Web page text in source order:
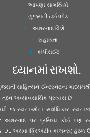
આપણા સામયિકો
ગુજરાતી ટાઈપપેડ
અક્ષરનાદ વિશે
સહાયતા
કોપીરાઈટ
ધ્યાનમાં રાખશો..
સાહિત્યને ઈન્ટરનેટના માધ્યમથી
અવ્યાવસાયિક પ્રયાસ છે.
જ રચનાઓના સર્વાધિકાર
અક્ષરનાદ પર પ્રસિધ્ધ કોઈ
અથવા ક્રિએટીવ કોમન્સ) હેઠળ